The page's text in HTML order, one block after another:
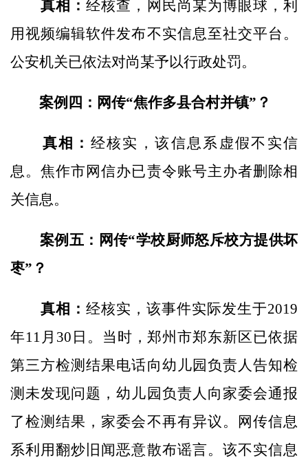
真相：经核查，网民尚某为博眼球，利
用视频编辑软件发布不实信息至社交平台。
公安机关已依法对尚某予以行政处罚。
案例四：网传“焦作多县合村并镇”？
真相： 经核实，该信息系虚假不实信
息。焦作市网信办已责令账号主办者删除相
关信息。
案例五：网传“学校厨师怒斥校方提供坏
枣”？
真相： 经核实，该事件实际发生于2019
年11月30日。当时，郑州市郑东新区已依据
第三方检测结果电话向幼儿园负责人告知检
测未发现问题，幼儿园负责人向家委会通报
了检测结果，家委会不再有异议。网传信息
系利用翻炒旧闻恶意散布谣言。该不实信息